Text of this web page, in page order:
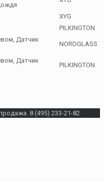
XYG
PILKINGTON
Датчик
NORDGLASS
Датчик
PILKINGTON
8 (495) 233-21-82